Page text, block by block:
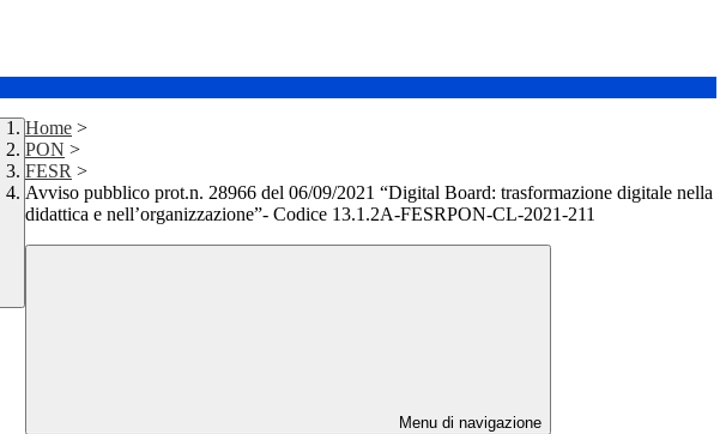
Home >
PON >
FESR >
Avviso pubblico prot.n. 28966 del 06/09/2021 “Digital Board: trasformazione digitale nella
didattica e nell’organizzazione”- Codice 13.1.2A-FESRPON-CL-2021-211
Menu di navigazione